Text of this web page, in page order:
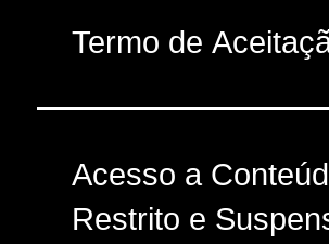
Termo de
Acesso a
Restrito e